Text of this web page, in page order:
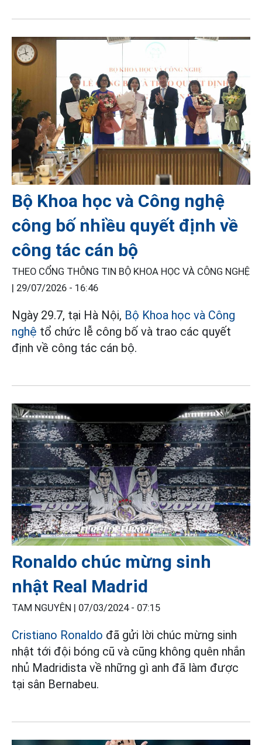
Bộ Khoa học và Công nghệ
công bố nhiều quyết định về
công tác cán bộ
THEO CỔNG THÔNG TIN BỘ KHOA HỌC VÀ CÔNG NGHỆ
| 29/07/2026 - 16:46
Ngày 29.7, tại Hà Nội, Bộ Khoa học và Công
nghệ tổ chức lễ công bố và trao các quyết
định về công tác cán bộ.
Ronaldo chúc mừng sinh
nhật Real Madrid
TAM NGUYÊN | 07/03/2024 - 07:15
Cristiano Ronaldo đã gửi lời chúc mừng sinh
nhật tới đội bóng cũ và cũng không quên nhắn
nhủ Madridista về những gì anh đã làm được
tại sân Bernabeu.